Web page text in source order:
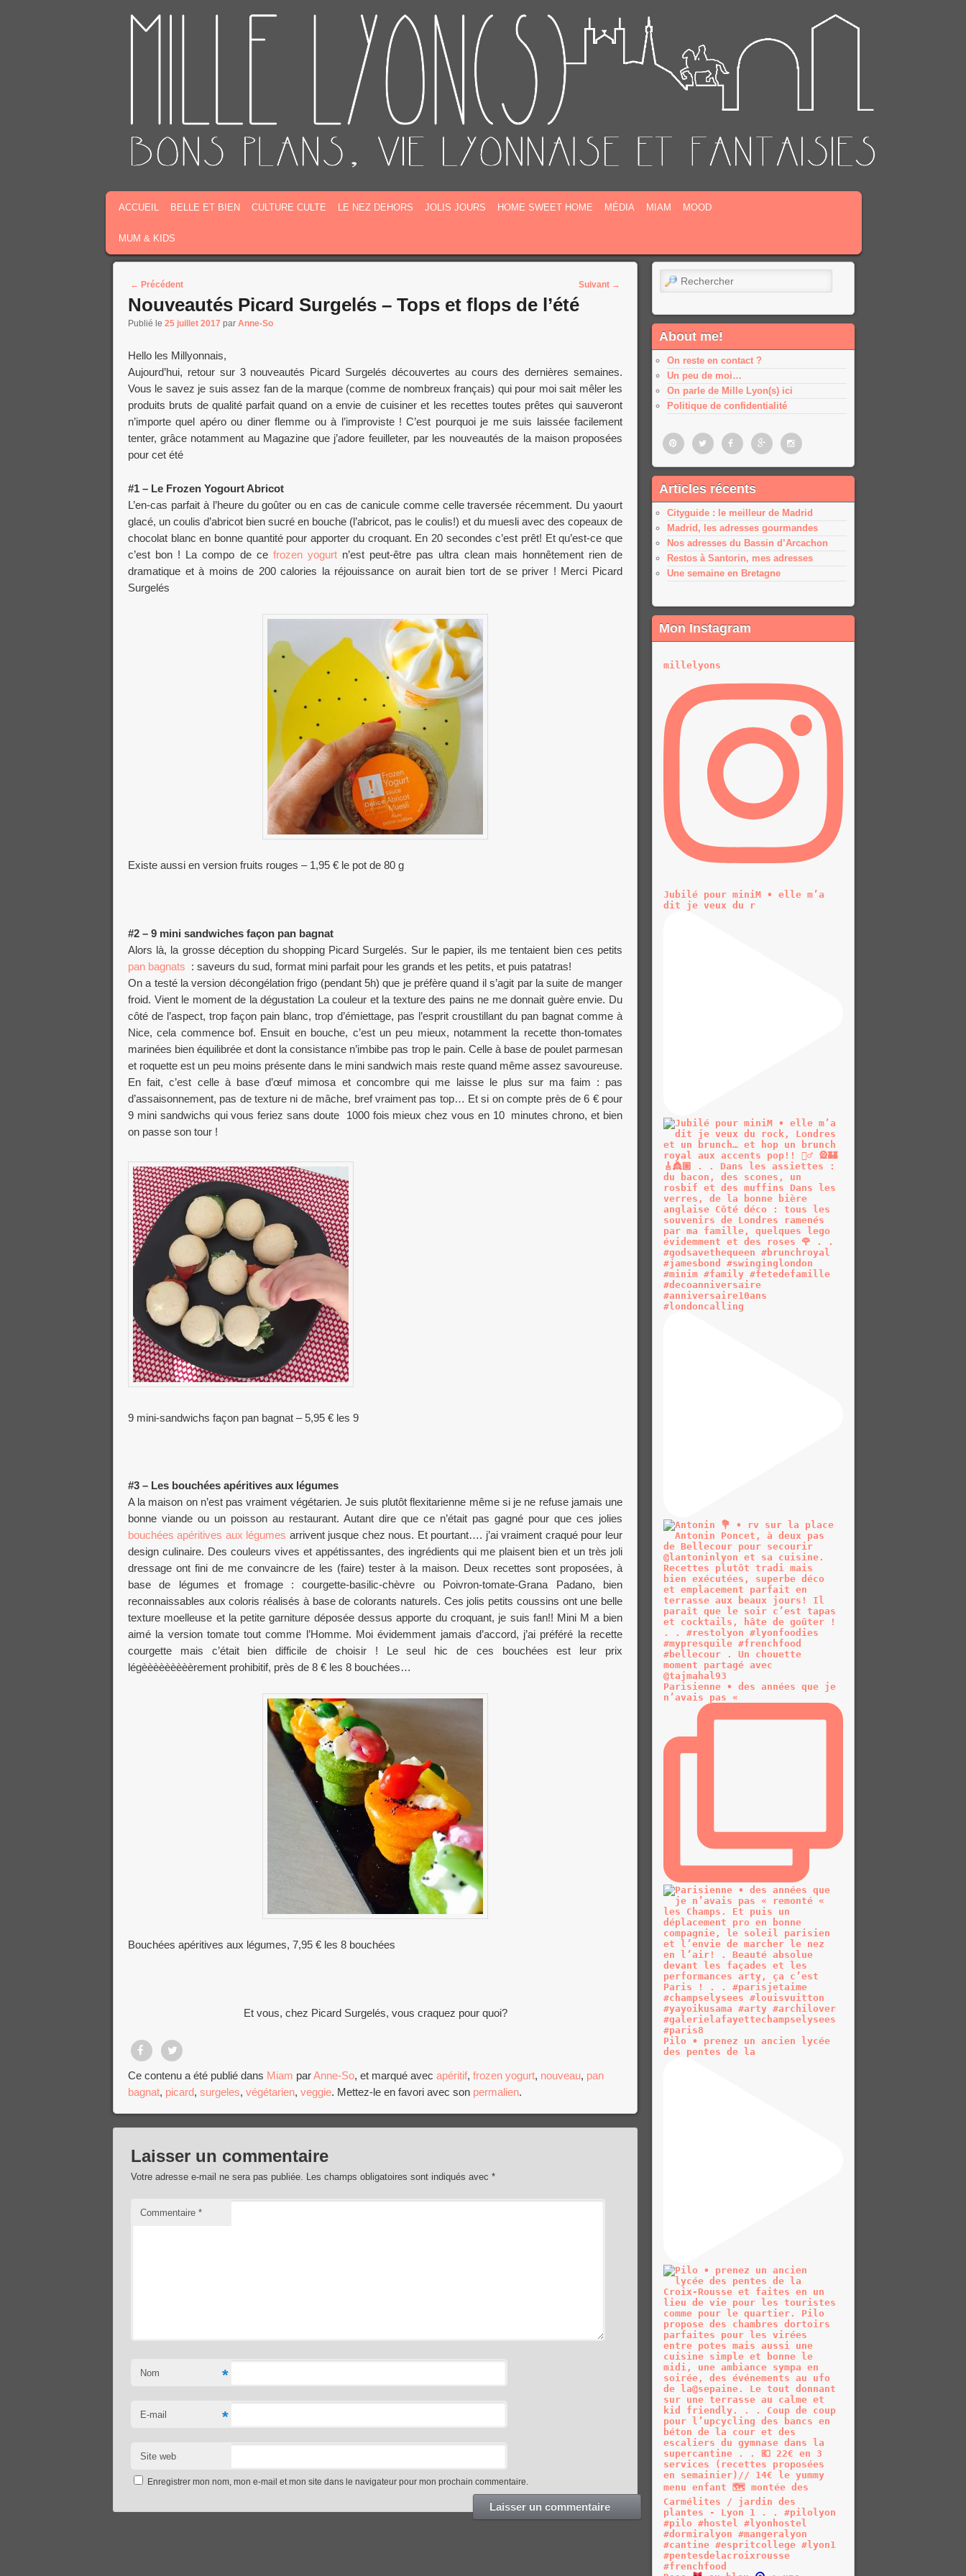
MASQUER LA NAVIGATION PRINCIPALE
MASQUER LA NAVIGATION SECONDAIRE
ACCUEIL BELLE ET BIEN CULTURE CULTE LE NEZ DEHORS JOLIS JOURS HOME SWEET HOME MÉDIA MIAM MOOD
MUM & KIDS
Post navigation
← Précédent Suivant →
Nouveautés Picard Surgelés – Tops et flops de l’été
Publié le 25 juillet 2017 par Anne-So
Hello les Millyonnais,
Aujourd’hui, retour sur 3 nouveautés Picard Surgelés découvertes au cours des dernières semaines.
Vous le savez je suis assez fan de la marque (comme de nombreux français) qui pour moi sait mêler les
produits bruts de qualité parfait quand on a envie de cuisiner et les recettes toutes prêtes qui sauveront
n’importe quel apéro ou diner flemme ou à l’improviste ! C’est pourquoi je me suis laissée facilement
tenter, grâce notamment au Magazine que j’adore feuilleter, par les nouveautés de la maison proposées
pour cet été
#1 – Le Frozen Yogourt Abricot
L’en-cas parfait à l’heure du goûter ou en cas de canicule comme celle traversée récemment. Du yaourt
glacé, un coulis d’abricot bien sucré en bouche (l’abricot, pas le coulis!) et du muesli avec des copeaux de
chocolat blanc en bonne quantité pour apporter du croquant. En 20 secondes c’est prêt! Et qu’est-ce que
c’est bon ! La compo de ce frozen yogurt n’est peut-être pas ultra clean mais honnêtement rien de
dramatique et à moins de 200 calories la réjouissance on aurait bien tort de se priver ! Merci Picard
Surgelés
Existe aussi en version fruits rouges – 1,95 € le pot de 80 g
#2 – 9 mini sandwiches façon pan bagnat
Alors là, la grosse déception du shopping Picard Surgelés. Sur le papier, ils me tentaient bien ces petits
pan bagnats : saveurs du sud, format mini parfait pour les grands et les petits, et puis patatras!
On a testé la version décongélation frigo (pendant 5h) que je préfère quand il s’agit par la suite de manger
froid. Vient le moment de la dégustation La couleur et la texture des pains ne me donnait guère envie. Du
côté de l’aspect, trop façon pain blanc, trop d’émiettage, pas l’esprit croustillant du pan bagnat comme à
Nice, cela commence bof. Ensuit en bouche, c’est un peu mieux, notamment la recette thon-tomates
marinées bien équilibrée et dont la consistance n’imbibe pas trop le pain. Celle à base de poulet parmesan
et roquette est un peu moins présente dans le mini sandwich mais reste quand même assez savoureuse.
En fait, c’est celle à base d’œuf mimosa et concombre qui me laisse le plus sur ma faim : pas
d’assaisonnement, pas de texture ni de mâche, bref vraiment pas top… Et si on compte près de 6 € pour
9 mini sandwichs qui vous feriez sans doute 1000 fois mieux chez vous en 10 minutes chrono, et bien
on passe son tour !
9 mini-sandwichs façon pan bagnat – 5,95 € les 9
#3 – Les bouchées apéritives aux légumes
A la maison on n’est pas vraiment végétarien. Je suis plutôt flexitarienne même si je ne refuse jamais une
bonne viande ou un poisson au restaurant. Autant dire que ce n’était pas gagné pour que ces jolies
bouchées apéritives aux légumes arrivent jusque chez nous. Et pourtant…. j’ai vraiment craqué pour leur
design culinaire. Des couleurs vives et appétissantes, des ingrédients qui me plaisent bien et un très joli
dressage ont fini de me convaincre de les (faire) tester à la maison. Deux recettes sont proposées, à
base de légumes et fromage : courgette-basilic-chèvre ou Poivron-tomate-Grana Padano, bien
reconnaissables aux coloris réalisés à base de colorants naturels. Ces jolis petits coussins ont une belle
texture moelleuse et la petite garniture déposée dessus apporte du croquant, je suis fan!! Mini M a bien
aimé la version tomate tout comme l’Homme. Moi évidemment jamais d’accord, j’ai préféré la recette
courgette mais c’était bien difficile de choisir ! Le seul hic de ces bouchées est leur prix
légèèèèèèèèèrement prohibitif, près de 8 € les 8 bouchées…
Bouchées apéritives aux légumes, 7,95 € les 8 bouchées
Et vous, chez Picard Surgelés, vous craquez pour quoi?
Partager
sur
Facebook
Tweet
Ce contenu a été publié dans Miam parAnne-So, et marqué avec apéritif, frozen yogurt, nouveau, pan
bagnat, picard, surgeles, végétarien, veggie. Mettez-le en favori avec son permalien.
Laisser un commentaire
Votre adresse e-mail ne sera pas publiée. Les champs obligatoires sont indiqués avec*
Commentaire*
Nom *
E-mail *
Site web
Enregistrer mon nom, mon e-mail et mon site dans le navigateur pour mon prochain commentaire.
Rechercher
About me!
On reste en contact ?
Un peu de moi…
On parle de Mille Lyon(s) ici
Politique de confidentialité
PinterestTwitter FacebookGoogle
plus
Google
Articles récents
Cityguide : le meilleur de Madrid
Madrid, les adresses gourmandes
Nos adresses du Bassin d’Arcachon
Restos à Santorin, mes adresses
Une semaine en Bretagne
Mon Instagram
millelyons
Jubilé pour miniM • elle m’a
dit je veux du r
Parisienne • des années que je
n’avais pas «
Pilo • prenez un ancien lycée
des pentes de la